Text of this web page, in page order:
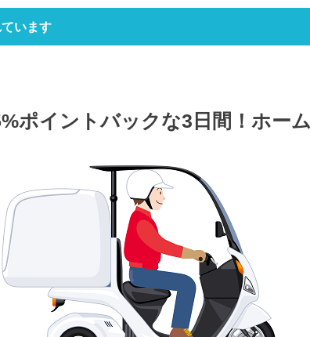
います
ポイントバックな3日間！ホー